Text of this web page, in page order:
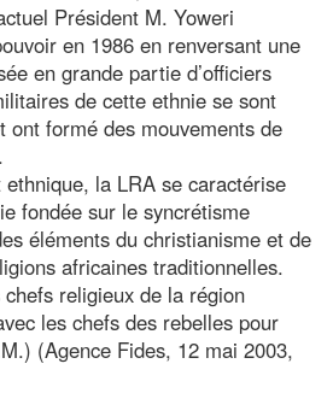
Président M. Yoweri
en 1986 en renversant une
en grande partie d’officiers
de cette ethnie se sont
ont formé des mouvements de
la LRA se caractérise
fondée sur le syncrétisme
éléments du christianisme et de
africaines traditionnelles.
religieux de la région
les chefs des rebelles pour
(Agence Fides, 12 mai 2003,